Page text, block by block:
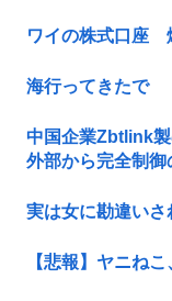
ワイの株式口座
海行ってきたで
中国企業Zbtlink
外部から完全制御
実は女に勘違い
【悲報】ヤニね